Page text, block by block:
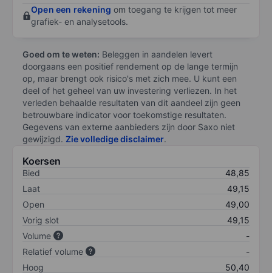
Open een rekening om toegang te krijgen tot meer
grafiek- en analysetools.
Goed om te weten: Beleggen in aandelen levert
doorgaans een positief rendement op de lange termijn
op, maar brengt ook risico's met zich mee. U kunt een
deel of het geheel van uw investering verliezen. In het
verleden behaalde resultaten van dit aandeel zijn geen
betrouwbare indicator voor toekomstige resultaten.
Gegevens van externe aanbieders zijn door Saxo niet
gewijzigd. Zie volledige disclaimer.
Koersen
Bied
48,85
Laat
49,15
Open
49,00
Vorig slot
49,15
Volume
-
Relatief volume
-
Hoog
50,40